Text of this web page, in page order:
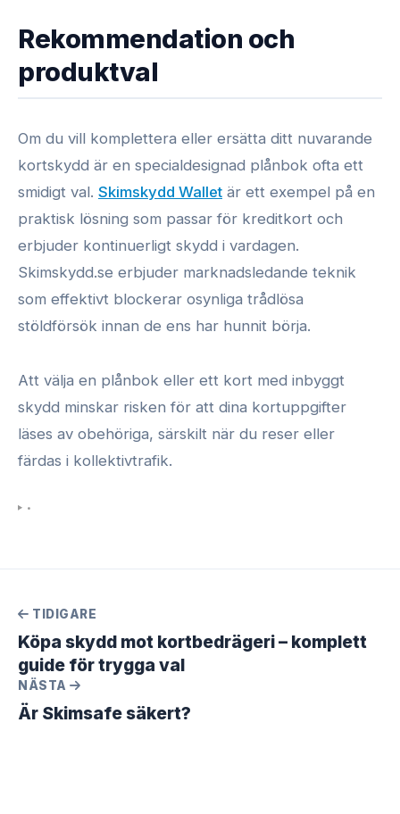
Rekommendation och
produktval
Om du vill komplettera eller ersätta ditt nuvarande
kortskydd är en specialdesignad plånbok ofta ett
smidigt val. Skimskydd Wallet är ett exempel på en
praktisk lösning som passar för kreditkort och
erbjuder kontinuerligt skydd i vardagen.
Skimskydd.se erbjuder marknadsledande teknik
som effektivt blockerar osynliga trådlösa
stöldförsök innan de ens har hunnit börja.
Att välja en plånbok eller ett kort med inbyggt
skydd minskar risken för att dina kortuppgifter
läses av obehöriga, särskilt när du reser eller
färdas i kollektivtrafik.
•
TIDIGARE
Köpa skydd mot kortbedrägeri – komplett
guide för trygga val
NÄSTA
Är Skimsafe säkert?